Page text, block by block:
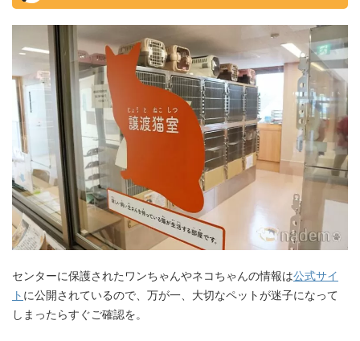
センターに保護されたワンちゃんやネコちゃんの情報は公式サイ
ト に公開されているので、万が一、大切なペットが迷子になって
しまったらすぐご確認を。